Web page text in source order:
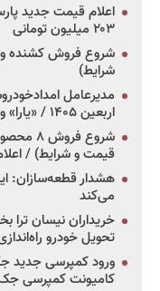
۲۰۳ میلیون تومانی
شرایط)
اربعین ۱۴۰۵ / «یارا» و هوش مصنوعی به خدمت زائران آمد
قیمت و شرایط) / اعلام
هشدار قطعه‌سازان:
می‌کند
خریداران نیسان ترا
تحویل خودرو
ورود کمپرسی جدید
کامیونت کمپرسی جک ۶